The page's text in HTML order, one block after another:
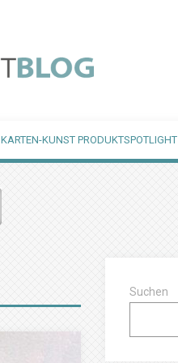
KARTEN-KUNST PRODUKTSPOTLIGHT
Suchen